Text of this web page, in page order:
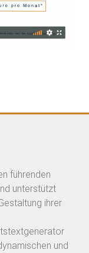
führenden
unterstützt
ihrer
und